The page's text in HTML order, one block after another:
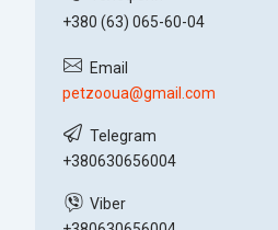
+380 (63) 065-60-04
petzooua@gmail.com
+380630656004